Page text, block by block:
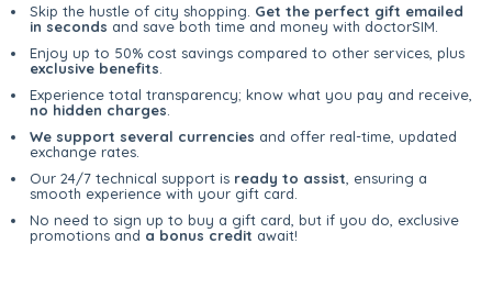
Skip the hustle of city shopping. Get the perfect gift emailed
in seconds and save both time and money with doctorSIM.
Enjoy up to 50% cost savings compared to other services, plus
exclusive benefits
Experience total transparency; know what you pay and receive,
no hidden charges
We support several currencies and offer real-time, updated
exchange rates.
Our 24/7 technical support is ready to assist , ensuring a
smooth experience with your gift card.
No need to sign up to buy a gift card, but if you do, exclusive
promotions and a bonus credit await!